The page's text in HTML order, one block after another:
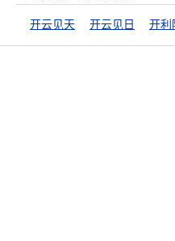
开云见天 开云见日 开利